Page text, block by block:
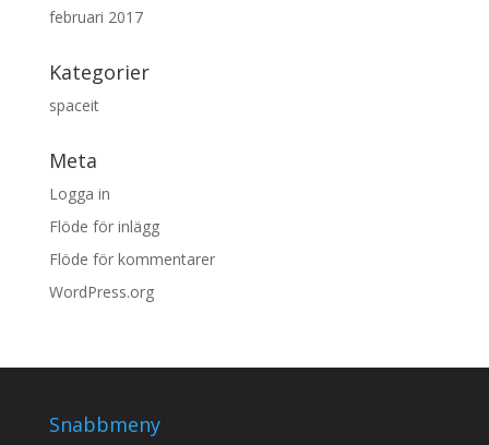
februari 2017
Kategorier
spaceit
Meta
Logga in
Flöde för inlägg
Flöde för kommentarer
WordPress.org
Snabbmeny